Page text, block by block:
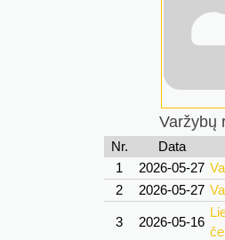
Varžybų
Nr. Data
1
2026-05-27
2
2026-05-27
3 2026-05-16